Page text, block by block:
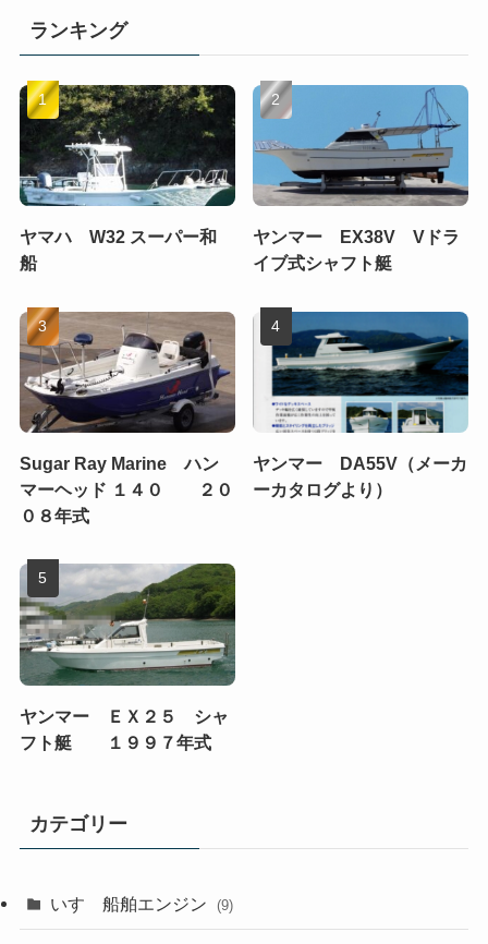
ランキング
ヤマハ W32 スーパー和
船
ヤンマー EX38V Vドラ
イブ式シャフト艇
Sugar Ray Marine ハン
マーヘッド １４０ ２０
０８年式
ヤンマー DA55V（メーカ
ーカタログより）
ヤンマー ＥＸ２５ シャ
フト艇 １９９７年式
カテゴリー
いすゞ船舶エンジン (9)